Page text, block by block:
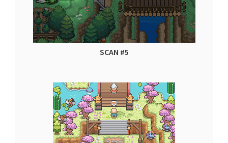
SCAN #5